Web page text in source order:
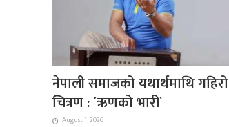
नेपाली समाजको यथार्थमाथि गहिरो
चित्रण : ´ऋणको भारी`
August 1, 2026